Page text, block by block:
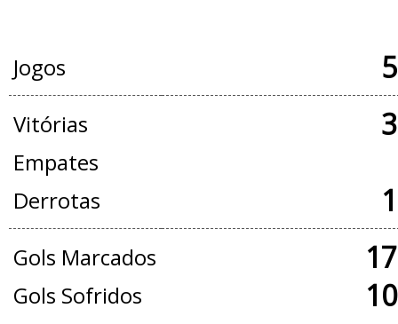
Jogos
Vitórias
Empates
Derrotas
Gols Marcados
Gols Sofridos